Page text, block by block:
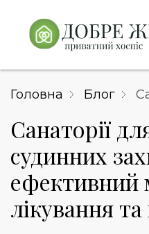
Головна Блог
Санаторії
судинних
ефективний
лікування